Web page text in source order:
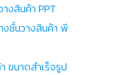
างสินค้า PPT
งชั้นวางสินค้า พี
ขนาดสำเร็จรูป